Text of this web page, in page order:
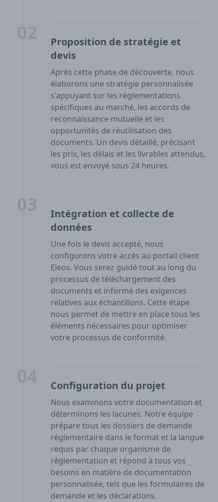
Proposition de stratégie et
devis
Après cette phase de découverte, nous
élaborons une stratégie personnalisée
s'appuyant sur les réglementations
spécifiques au marché, les accords de
reconnaissance mutuelle et les
opportunités de réutilisation des
documents. Un devis détaillé, précisant
les prix, les délais et les livrables attendus,
vous est envoyé sous 24 heures.
Intégration et collecte de
données
Une fois le devis accepté, nous
configurons votre accès au portail client
Eleos. Vous serez guidé tout au long du
processus de téléchargement des
documents et informé des exigences
relatives aux échantillons. Cette étape
nous permet de mettre en place tous les
éléments nécessaires pour optimiser
votre processus de conformité.
Configuration du projet
Nous examinons votre documentation et
déterminons les lacunes. Notre équipe
prépare tous les dossiers de demande
réglementaire dans le format et la langue
requis par chaque organisme de
réglementation et répond à tous vos
besoins en matière de documentation
personnalisée, tels que les formulaires de
demande et les déclarations.